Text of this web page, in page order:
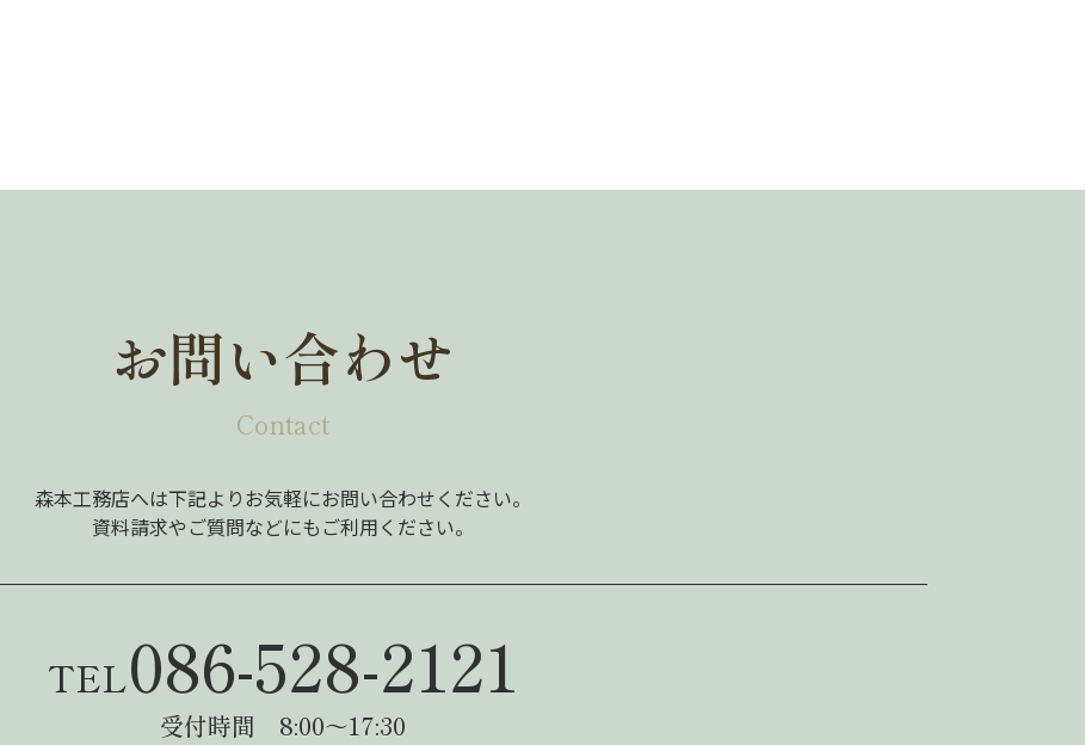
お問い合わせ
Contact
森本工務店へは下記よりお気軽にお問い合わせください。
資料請求やご質問などにもご利用ください。
TEL086-528-2121
受付時間 8:00～17:30